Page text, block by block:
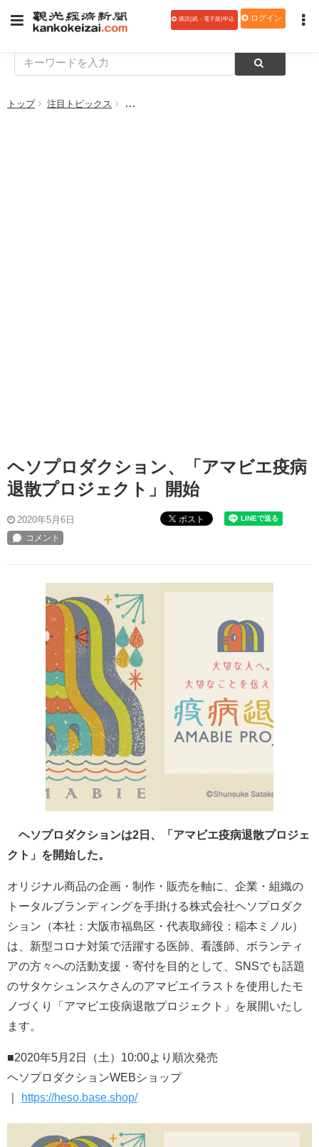
購読(紙・電子版)申込 ログイン
トップ 注目トピックス ヘソプロダクション、「アマビエ疫病退散プ
ヘソプロダクション、「アマビエ疫病
退散プロジェクト」開始
2020年5月6日 ポスト
ヘソプロダクションは2日、「アマビエ疫病退散プロジェ
クト」を開始した。
オリジナル商品の企画・制作・販売を軸に、企業・組織の
トータルブランディングを手掛ける株式会社ヘソプロダク
ション（本社：大阪市福島区・代表取締役：稲本ミノル）
は、新型コロナ対策で活躍する医師、看護師、ボランティ
アの方々への活動支援・寄付を目的として、SNSでも話題
のサタケシュンスケさんのアマビエイラストを使用したモ
ノづくり「アマビエ疫病退散プロジェクト」を展開いたし
ます。
■2020年5月2日（土）10:00より順次発売
ヘソプロダクションWEBショップ
https://heso.base.shop/